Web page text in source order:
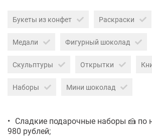
Букеты из конфет Раскраски
Медали Фигурный шоколад
Скульптуры Открытки
Наборы Мини шоколад
Сладкие подарочные наборы 🍰 по
980 рублей;